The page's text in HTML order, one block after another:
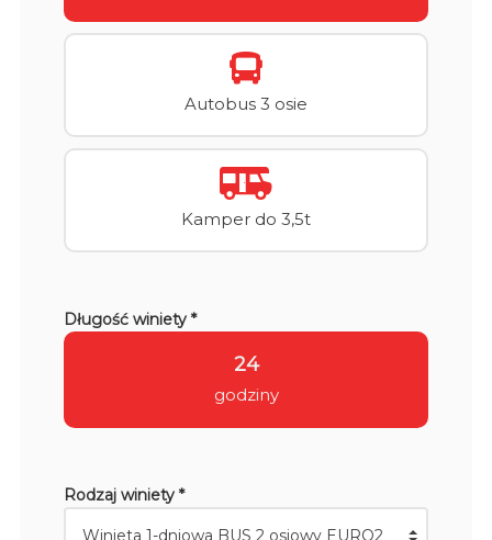
Autobus 3 osie
Kamper do 3,5t
Długość winiety *
24
godziny
Rodzaj winiety *